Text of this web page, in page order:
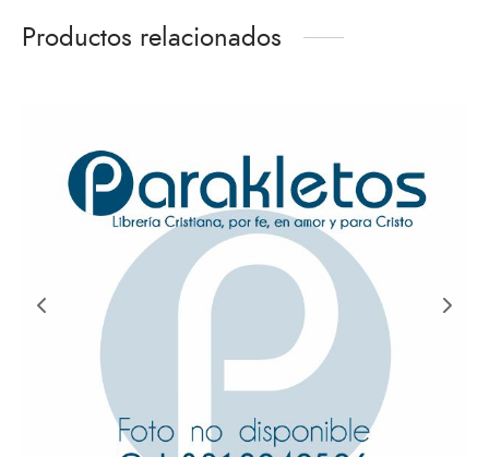
Productos relacionados